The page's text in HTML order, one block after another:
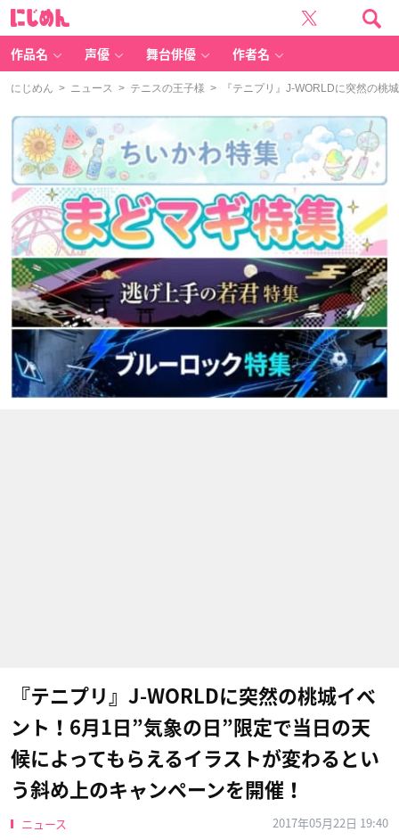
作品名 声優 舞台俳優 作者名
にじめん > ニュース > テニスの王子様 > 『テニプリ』J-WORLDに突然の桃
『テニプリ』J-WORLDに突然の桃城イベ
ント！6月1日”気象の日”限定で当日の天
候によってもらえるイラストが変わるとい
う斜め上のキャンペーンを開催！
ニュース
2017年05月22日 19:40